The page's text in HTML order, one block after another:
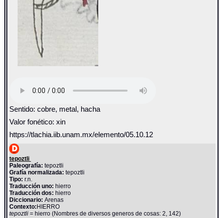
Sentido: cobre, metal, hacha
Valor fonético: xin
https://tlachia.iib.unam.mx/elemento/05.10.12
tepoztli
Paleografía: tepoztli
Grafía normalizada: tepoztli
Tipo: r.n.
Traducción uno: hierro
Traducción dos: hierro
Diccionario:Arenas
Contexto: HIERRO
tepoztli= hierro (Nombres de diversos generos de cosas: 2, 142)